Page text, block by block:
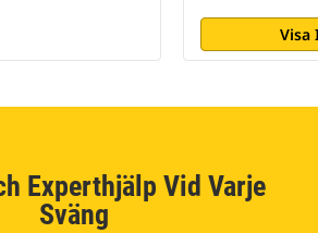
Visa
Experthjälp Vid Varje
Sväng